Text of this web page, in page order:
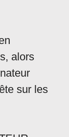
alors
sur les